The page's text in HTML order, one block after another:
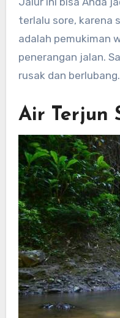
terlalu sore, karena
adalah pemukiman
penerangan jalan.
rusak dan berlubang.
Air Terjun